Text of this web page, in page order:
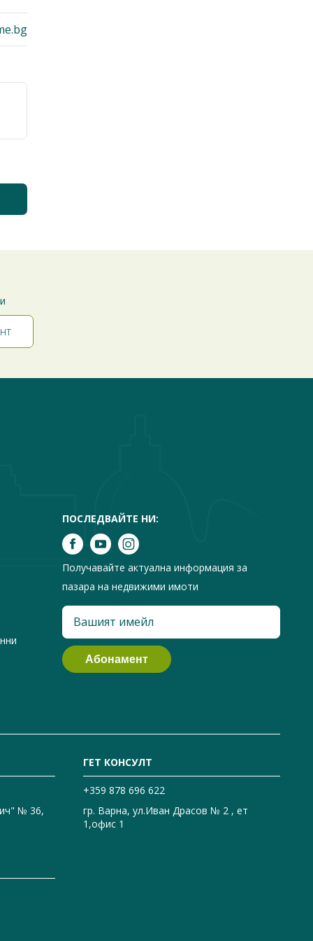
ПОСЛЕДВАЙТЕ НИ:
Получавайте актуална информация за
пазара на недвижими имоти
№ 36,
ГЕТ КОНСУЛТ
+359 878 696 622
гр. Варна, ул.Иван Драсов № 2 , ет
1,офис 1